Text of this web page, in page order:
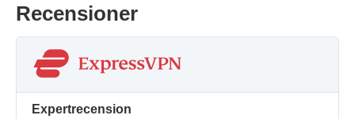
Recensioner
Expertrecension